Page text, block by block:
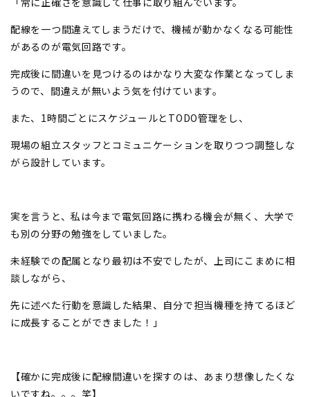
配線を一つ間違えてしまうだけで、機械が動かなくなる可能性
があるのが電気回路です。
完成後に間違いを見つけるのはかなり大変な作業となってしま
うので、間違えが無いよう気を付けています。
また、1時間ごとにスケジュールとTODO管理をし、
現場の組立スタッフとコミュニケーションを取りつつ調整しな
がら設計しています。
実を言うと、私は今まで電気回路に携わる機会が無く、大学で
も別の分野の勉強をしていました。
未経験での配属となり最初は不安でしたが、上司にこまめに相
談しながら、
先に述べた行動を意識した結果、自分で担当機種を持てるほど
に成長することができました！」
【確かに完成後に配線間違いを探すのは、あまり想像したくな
いですね。。。笑】